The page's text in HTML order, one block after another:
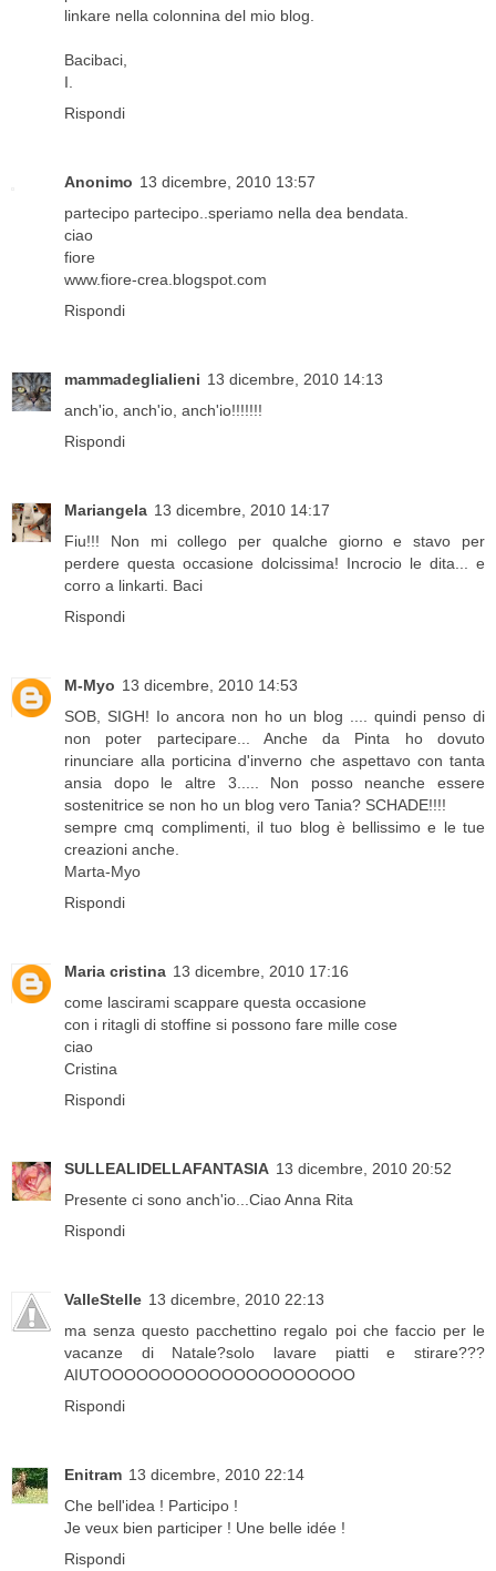
linkare nella colonnina del mio blog.
Bacibaci,
I.
Rispondi
Anonimo 13 dicembre, 2010 13:57
partecipo partecipo..speriamo nella dea bendata.
ciao
fiore
www.fiore-crea.blogspot.com
Rispondi
mammadeglialieni 13 dicembre, 2010 14:13
anch'io, anch'io, anch'io!!!!!!!
Rispondi
Mariangela 13 dicembre, 2010 14:17
Fiu!!! Non mi collego per qualche giorno e stavo per
perdere questa occasione dolcissima! Incrocio le dita... e
corro a linkarti. Baci
Rispondi
M-Myo 13 dicembre, 2010 14:53
SOB, SIGH! Io ancora non ho un blog .... quindi penso di
non poter partecipare... Anche da Pinta ho dovuto
rinunciare alla porticina d'inverno che aspettavo con tanta
ansia dopo le altre 3..... Non posso neanche essere
sostenitrice se non ho un blog vero Tania? SCHADE!!!!
sempre cmq complimenti, il tuo blog è bellissimo e le tue
creazioni anche.
Marta-Myo
Rispondi
Maria cristina 13 dicembre, 2010 17:16
come lascirami scappare questa occasione
con i ritagli di stoffine si possono fare mille cose
ciao
Cristina
Rispondi
SULLEALIDELLAFANTASIA 13 dicembre, 2010 20:52
Presente ci sono anch'io...Ciao Anna Rita
Rispondi
ValleStelle 13 dicembre, 2010 22:13
ma senza questo pacchettino regalo poi che faccio per le
vacanze di Natale?solo lavare piatti e stirare???
AIUTOOOOOOOOOOOOOOOOOOOOO
Rispondi
Enitram 13 dicembre, 2010 22:14
Che bell'idea ! Participo !
Je veux bien participer ! Une belle idée !
Rispondi